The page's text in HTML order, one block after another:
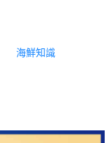
海鮮知識